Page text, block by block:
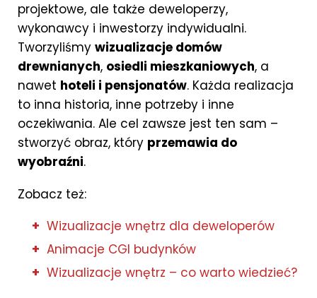
projektowe, ale także deweloperzy,
wykonawcy i inwestorzy indywidualni.
Tworzyliśmy wizualizacje domów
drewnianych, osiedli mieszkaniowych, a
nawet hoteli i pensjonatów. Każda realizacja
to inna historia, inne potrzeby i inne
oczekiwania. Ale cel zawsze jest ten sam –
stworzyć obraz, który przemawia do
wyobraźni.
Zobacz też:
Wizualizacje wnętrz dla deweloperów
Animacje CGI budynków
Wizualizacje wnętrz – co warto wiedzieć?